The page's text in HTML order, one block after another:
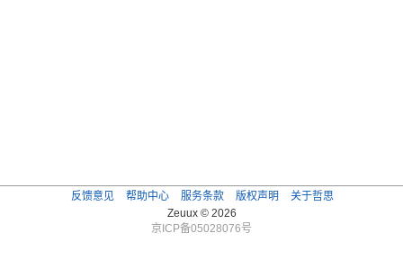
反馈意见 帮助中心 服务条款 版权声明
关于哲思
Zeuux © 2026
京ICP备05028076号